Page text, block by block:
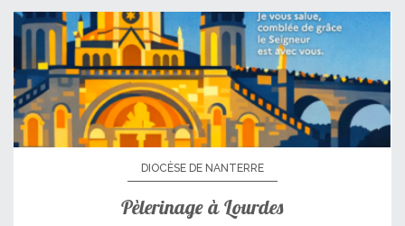
DIOCÈSE DE NANTERRE
Pèlerinage à Lourdes